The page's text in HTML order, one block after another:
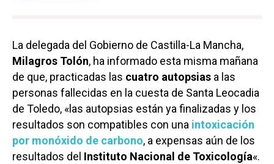
La delegada del Gobierno de Castilla-La Mancha,
Milagros Tolón, ha informado esta misma mañana
de que, practicadas las cuatro autopsias a las
personas fallecidas en la cuesta de Santa Leocadia
de Toledo, «las autopsias están ya finalizadas y los
resultados son compatibles con una intoxicación
por monóxido de carbono, a expensas aún de los
resultados del Instituto Nacional de Toxicología«.